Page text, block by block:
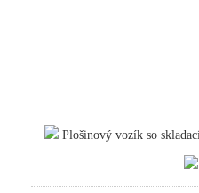
Plošinový vozík so